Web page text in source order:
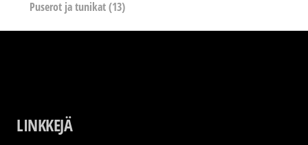
Puserot ja tunikat(13)
LINKKEJÄ